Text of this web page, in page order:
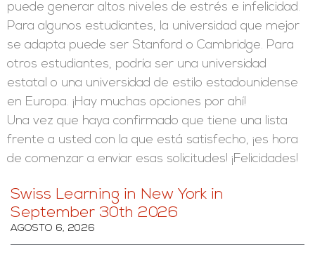
puede generar altos niveles de estrés e infelicidad.
Para algunos estudiantes, la universidad que mejor
se adapta puede ser Stanford o Cambridge. Para
otros estudiantes, podría ser una universidad
estatal o una universidad de estilo estadounidense
en Europa. ¡Hay muchas opciones por ahí!
Una vez que haya confirmado que tiene una lista
frente a usted con la que está satisfecho, ¡es hora
de comenzar a enviar esas solicitudes! ¡Felicidades!
Swiss Learning in New York in
September 30th 2026
AGOSTO 6, 2026